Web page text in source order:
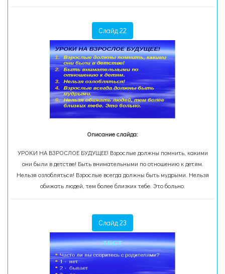
Слайд 22
Описание слайда:
УРОКИ НА ВЗРОСЛОЕ БУДУЩЕЕ! Взрослые должны помнить, какими
они были в детстве! Быть внимательными по отношению к детям.
Нельзя озлобляться! Взрослые всегда должны быть мудрыми. Нельзя
обижать людей, тем более близких тебе. Это больно.
Слайд 23